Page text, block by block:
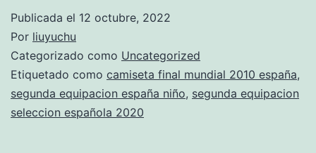
Publicada el 12 octubre, 2022
Por liuyuchu
Categorizado como Uncategorized
Etiquetado como camiseta final mundial 2010 españa,
segunda equipacion españa niño, segunda equipacion
seleccion española 2020